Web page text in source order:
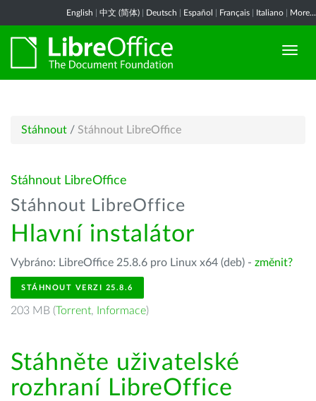
English 中文 (简体) Deutsch Español Français Italiano More...
Stáhnout / Stáhnout LibreOffice
Stáhnout LibreOffice
Stáhnout LibreOffice
Hlavní instalátor
Vybráno: LibreOffice 25.8.6 pro Linux x64 (deb) - změnit?
STÁHNOUT VERZI 25.8.6
203 MB (Torrent, Informace)
Stáhněte uživatelské
rozhraní LibreOffice